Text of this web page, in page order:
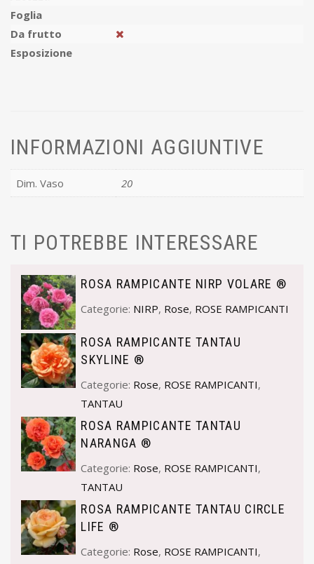
Foglia
Da frutto
Esposizione
INFORMAZIONI AGGIUNTIVE
Dim. Vaso 20
TI POTREBBE INTERESSARE
ROSA RAMPICANTE NIRP VOLARE ®
Categorie: NIRP, Rose, ROSE RAMPICANTI
ROSA RAMPICANTE TANTAU
SKYLINE ®
Categorie: Rose, ROSE RAMPICANTI,
TANTAU
ROSA RAMPICANTE TANTAU
NARANGA ®
Categorie: Rose, ROSE RAMPICANTI,
TANTAU
ROSA RAMPICANTE TANTAU CIRCLE
LIFE ®
Categorie: Rose, ROSE RAMPICANTI,